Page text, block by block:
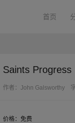
首页
Saints Progress
作者：John Galsworthy
价格：免费